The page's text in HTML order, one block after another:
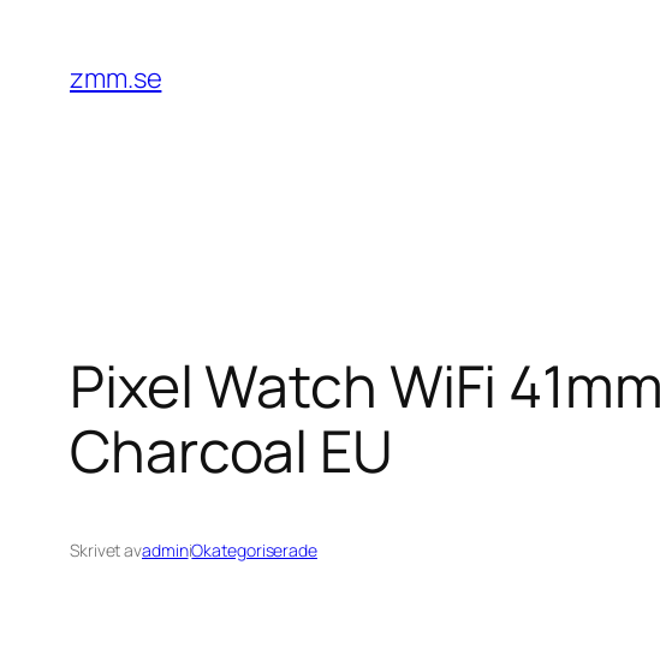
innehåll
zmm.se
Pixel Watch WiFi
Charcoal EU
Skrivet avadminiOkategoriserade